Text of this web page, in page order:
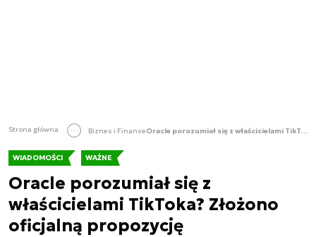
Strona główna Biznes i Finanse Oracle porozumiał się z właścicielami TikToka? Złożono oficjalną propozycję
WIADOMOŚCI WAŻNE
Oracle porozumiał się z
właścicielami TikToka? Złożono
oficjalną propozycję